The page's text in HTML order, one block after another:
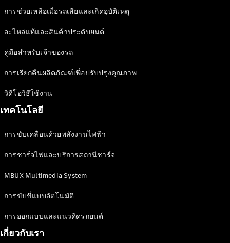
การช่วยเหลือเมื่อรถเสียและเกิดอุบัติเหตุ
อะไหล่แท้และสินค้าประดับยนต์
คู่มือสำหรับเจ้าของรถ
การเรียกคืนผลิตภัณฑ์เพื่อปรับปรุงคุณภาพ
วิดีโอวิธีใช้งาน
เทคโนโลยี
การขับเคลื่อนด้วยพลังงานไฟฟ้า
การชาร์จไฟและบริการสถานีชาร์จ
MBUX Multimedia System
การขับขี่แบบอัตโนมัติ
การออกแบบและแนวคิดรถยนต์
เกี่ยวกับเรา